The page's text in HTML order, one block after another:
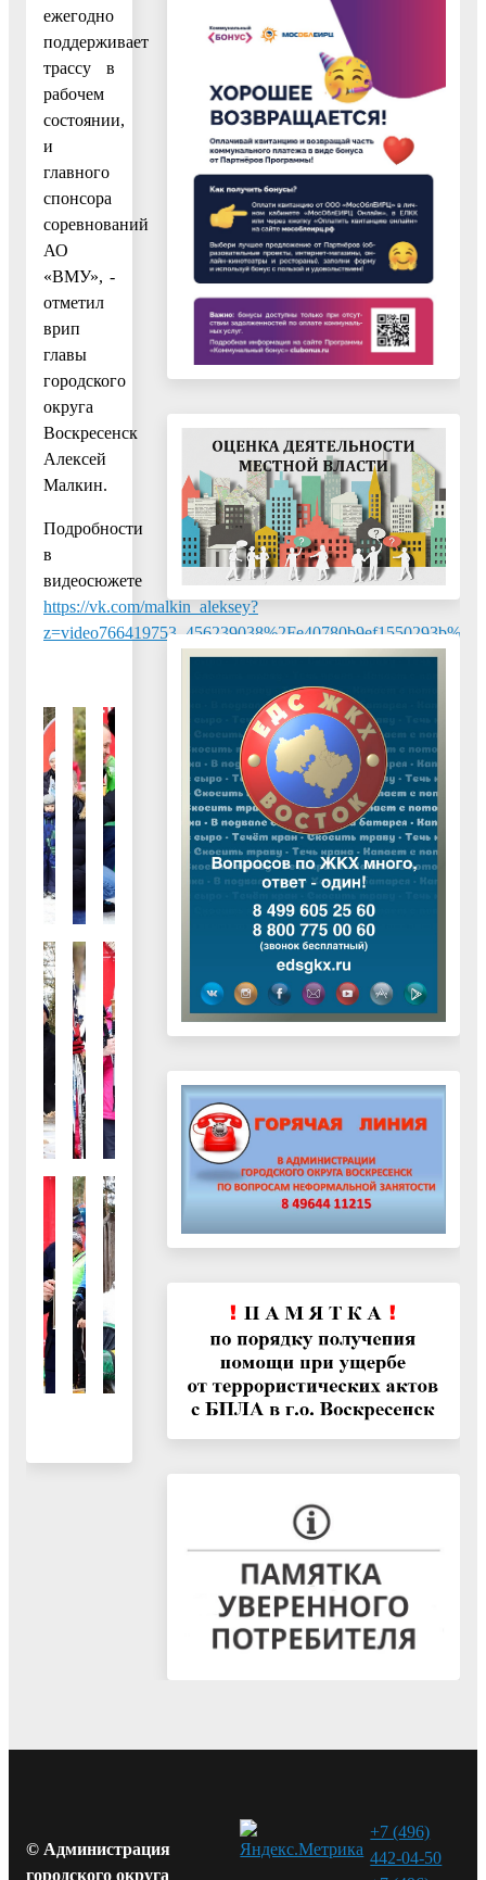
ежегодно
поддерживает
трассу в
рабочем
состоянии,
и
главного
спонсора
соревнований
АО
«ВМУ», -
отметил
врип
главы
городского
округа
Воскресенск
Алексей
Малкин.
Подробности
в
видеосюжете
https://vk.com/malkin_aleksey?
© Администрация
городского округа
+7 (496)
442-04-50